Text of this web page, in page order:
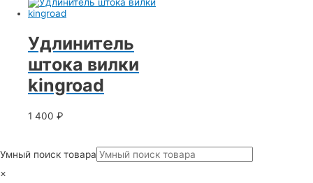
Удлинитель
штока вилки
kingroad
1 400 ₽
Умный поиск товара
×